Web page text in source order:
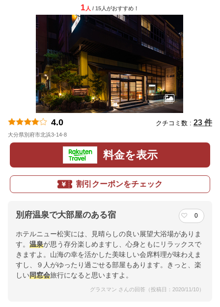
1 人 / 15人がおすすめ！
4.0 クチコミ数 : 23 件
大分県別府市北浜3-14-8
料金を表示
割引クーポンをチェック
別府温泉で大部屋のある宿 0
ホテルニュー松実には、見晴らしの良い展望大浴場がありま
す。 温泉が思う存分楽しめますし、心身ともにリラックスで
きますよ。山海の幸を活かした美味しい会席料理が味わえま
すし、９人がゆったり過ごせる部屋もあります。きっと、楽
しい同窓会旅行になると思いますよ。
グラスマン さんの回答（投稿日：2020/11/10）